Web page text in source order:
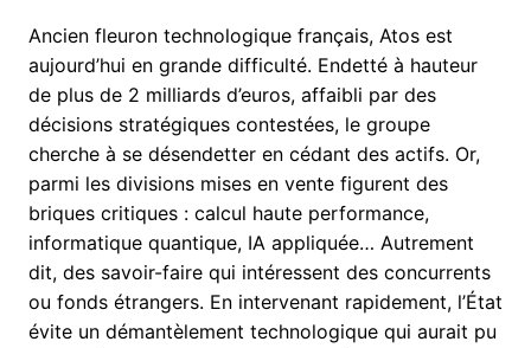
Ancien fleuron technologique français, Atos est
aujourd’hui en grande difficulté. Endetté à hauteur
de plus de 2 milliards d’euros, affaibli par des
décisions stratégiques contestées, le groupe
cherche à se désendetter en cédant des actifs. Or,
parmi les divisions mises en vente figurent des
briques critiques : calcul haute performance,
informatique quantique, IA appliquée… Autrement
dit, des savoir-faire qui intéressent des concurrents
ou fonds étrangers. En intervenant rapidement, l’État
évite un démantèlement technologique qui aurait pu